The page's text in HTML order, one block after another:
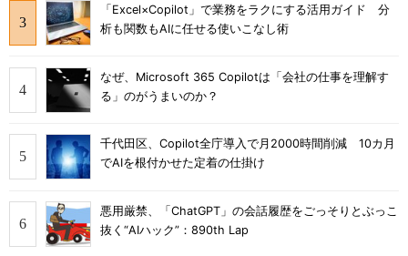
「Excel×Copilot」で業務をラクにする活用ガイド 分
析も関数もAIに任せる使いこなし術
なぜ、Microsoft 365 Copilotは「会社の仕事を理解す
る」のがうまいのか？
千代田区、Copilot全庁導入で月2000時間削減 10カ月
でAIを根付かせた定着の仕掛け
悪用厳禁、「ChatGPT」の会話履歴をごっそりとぶっこ
抜く“AIハック”：890th Lap